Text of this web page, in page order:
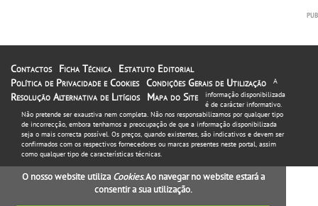
Contactos Ficha Técnica
Estatuto Editorial
Política de Privacidade e Cookies Condições Gerais de Utilização
Resolução Alternativa de Litígios
Mapa do Site
A
informação disponibilizada
é de carácter informativo.
Não pretende ser exaustiva nem completa. Não nos responsabilizamos por qualquer tipo
de incorrecção, embora tenhamos a preocupação de que a informação disponibilizada
seja o mais correcta possível. Os preços, quando existentes, são indicativos e devem ser
confirmados com os respectivos fornecedores ou marcas presentes neste portal, assim
como qualquer tipo de características técnicas.
O nosso website utiliza Cookies. Ao navegar no website estará a
consentir a sua utilização.